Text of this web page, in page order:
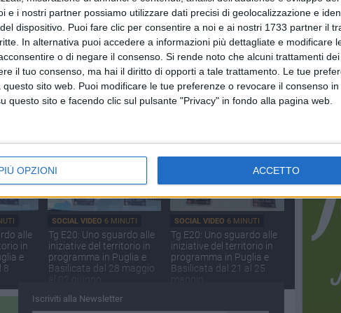
e i nostri partner possiamo utilizzare dati precisi di geolocalizzazione e
dispositivo. Puoi fare clic per consentire a noi e ai nostri 1733 partner il
In alternativa puoi accedere a informazioni più dettagliate e modificare
o di negare il consenso. Si rende noto che alcuni trattamenti
il tuo consenso, ma hai il diritto di opporti a tale trattamento. Le tue
sito web. Puoi modificare le tue preferenze o revocare il consenso
questo sito e facendo clic sul pulsante "Privacy" in fondo alla pagina web.
OPZIONI ACCETTO
SOCIAL VIDEO
Tg E20: Uno sguardo alle
iniziative del territorio in
programma in Puglia e
Testimoni di Geova, “Felici
per sempre”
alle
in
e
8
SOCIAL VIDEO 6 MINUTI
Tg E20: Uno sguardo alle
iniziative del territorio in
programma in Puglia e
Basilicata dal 28 maggio
al 02 giugno
SOCIAL VIDEO 6 MINUTI
Tg E20: Uno sguardo alle
iniziative del territorio in
programma in Puglia e
Basilicata dal 21 al 25
Iscriviti alla Newsletter